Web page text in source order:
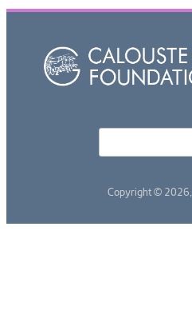
Copyright © 2026,